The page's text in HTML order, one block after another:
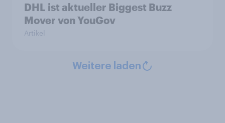
DHL ist aktueller Biggest Buzz
Mover von YouGov
Artikel
Weitere laden